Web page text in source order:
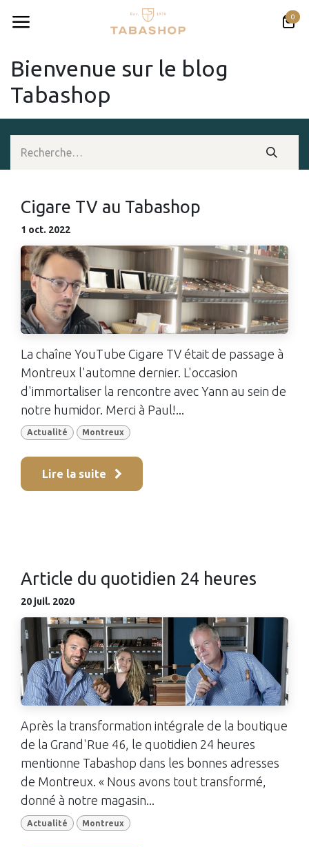
0
Bienvenue sur le blog
Tabashop
Cigare TV au Tabashop
1 oct. 2022
La chaîne YouTube Cigare TV était de passage à
Montreux l'automne dernier. L'occasion
d'immortaliser la rencontre avec Yann au sein de
notre humidor. Merci à Paul!...
Actualité Montreux
Lire la suite
Article du quotidien 24 heures
20 juil. 2020
Après la transformation intégrale de la boutique
de la Grand'Rue 46, le quotidien 24 heures
mentionne Tabashop dans les bonnes adresses
de Montreux. « Nous avons tout transformé,
donné à notre magasin...
Actualité Montreux